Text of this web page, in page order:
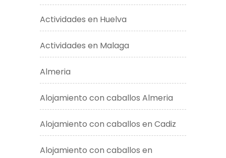
Actividades en Huelva
Actividades en Malaga
Almeria
Alojamiento con caballos Almeria
Alojamiento con caballos en Cadiz
Alojamiento con caballos en